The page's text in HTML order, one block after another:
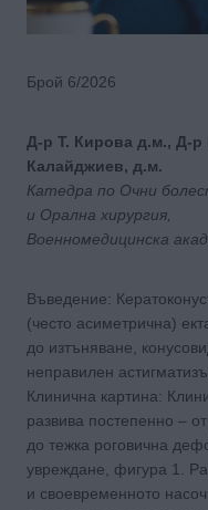
Брой 6/2026
Д-р Т. Кирова д.м., Д-р
Калайджиев, д.м.
Катедра по Очни
и Орална хирургия,
Военномедицинска
Въведение:
(често асиметрична)
до изтъняване,
неправилен
Клинична картина:
развива постепенно –
до тежка роговична
увреждане, фигура 1.
и своевременното